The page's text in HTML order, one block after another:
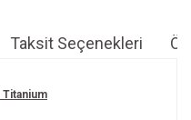
Taksit Seçenekleri
Titanium